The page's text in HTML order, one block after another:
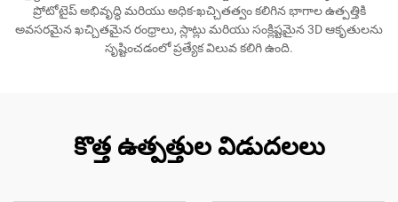
ప్రోటోటైప్ అభివృద్ధి మరియు అధిక-ఖచ్చితత్వం కలిగిన భాగాల ఉత్పత్తికి
అవసరమైన ఖచ్చితమైన రంధ్రాలు, స్లాట్లు మరియు సంక్లిష్టమైన 3D ఆకృతులను
సృష్టించడంలో ప్రత్యేక విలువ కలిగి ఉంది.
కొత్త ఉత్పత్తుల విడుదలలు